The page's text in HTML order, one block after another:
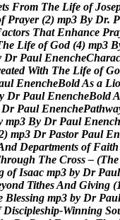
ts From The Life of Jose
f Prayer (2) mp3 By Dr. P
actors That Enhance Pra
he Life of God (4) mp3 B
Dr Paul EnencheCharac
eated With The Life of Go
ul EnencheBoldAs a Lio
y Dr Paul EnencheBoldA
Dr Paul EnenchePathwa
mp3 By Dr Paul Enench
) mp3 Dr Pastor Paul En
nd Departments of Faith
hrough The Cross – (The
of Isaac mp3 by Dr Paul
yond TithesAnd Giving (
Blessing mp3 by Dr Paul
Discipleship-Winning So